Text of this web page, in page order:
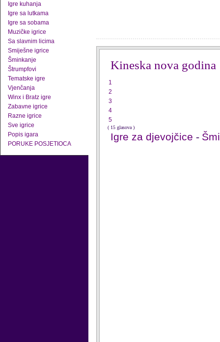
Igre kuhanja
Igre sa lutkama
Igre sa sobama
Muzičke igrice
Sa slavnim licima
Smiješne igrice
Šminkanje
Štrumpfovi
Tematske igre
Vjenčanja
Winx i Bratz igre
Zabavne igrice
Razne igrice
Sve igrice
Popis igara
PORUKE POSJETIOCA
Kineska nova godina
1
2
3
4
5
( 15 glasova )
Igre za djevojčice -